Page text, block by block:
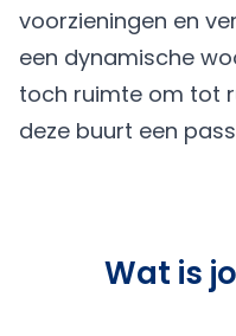
voorzieningen en
een dynamische
toch ruimte om tot
deze buurt een
Wat is